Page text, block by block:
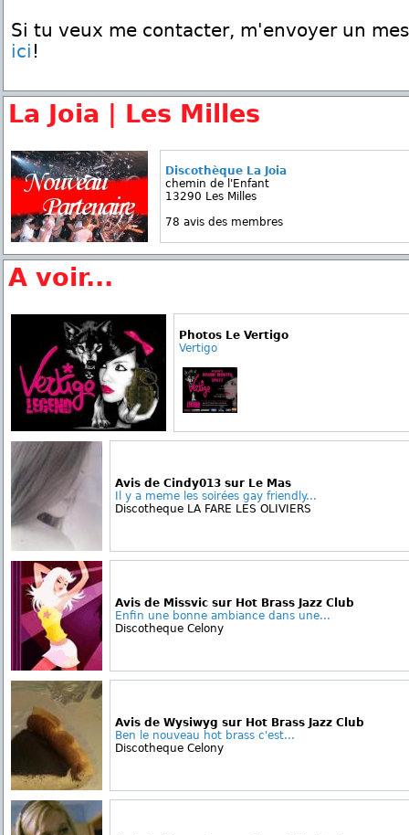
Si tu veux me contacter, m'envoyer un
ici !
La Joia | Les Milles
Discothèque La Joia
chemin de l'Enfant
13290 Les Milles
78 avis des membres
A voir...
Photos Le Vertigo
Vertigo
Avis de Cindy013 sur Le Mas
Il y a meme les soirées gay friendly...
Discotheque LA FARE LES OLIVIERS
Avis de Missvic sur Hot Brass Jazz Club
Enfin une bonne ambiance dans une...
Discotheque Celony
Avis de Wysiwyg sur Hot Brass Jazz Club
Ben le nouveau hot brass c'est...
Discotheque Celony